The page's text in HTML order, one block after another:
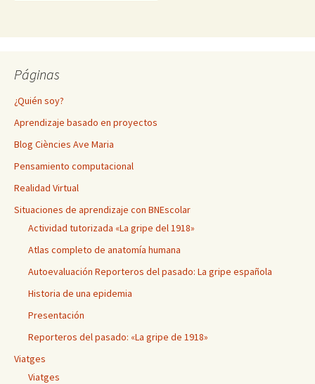
Páginas
¿Quién soy?
Aprendizaje basado en proyectos
Blog Ciències Ave Maria
Pensamiento computacional
Realidad Virtual
Situaciones de aprendizaje con BNEscolar
Actividad tutorizada «La gripe del 1918»
Atlas completo de anatomía humana
Autoevaluación Reporteros del pasado: La gripe española
Historia de una epidemia
Presentación
Reporteros del pasado: «La gripe de 1918»
Viatges
Viatges